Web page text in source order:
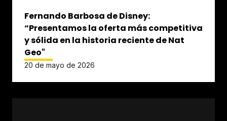
Fernando Barbosa de Disney:
“Presentamos la oferta más competitiva
y sólida en la historia reciente de Nat
Geo"
20 de mayo de 2026